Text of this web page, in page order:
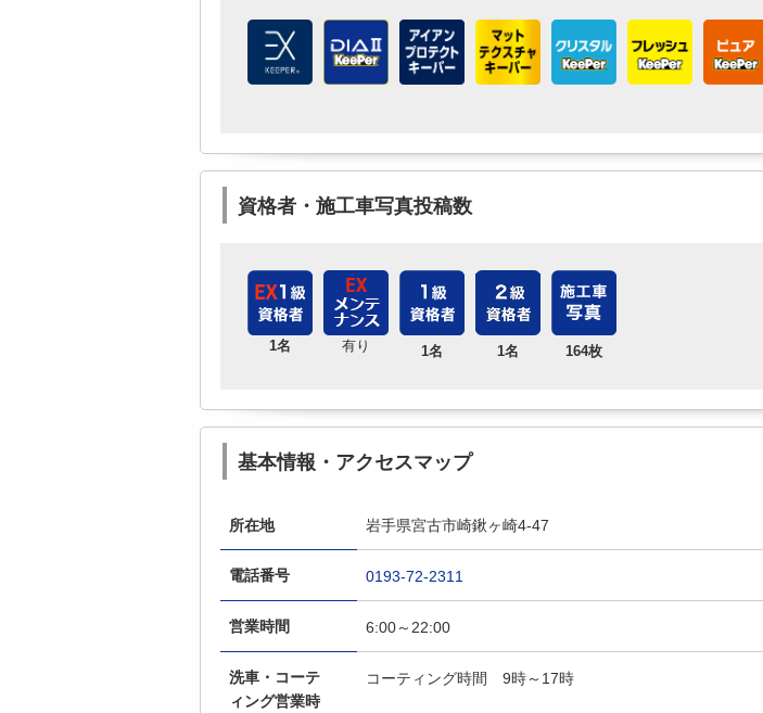
資格者・施工車写真投稿数
1名 有り 1名 1名 164枚
基本情報・アクセスマップ
所在地 岩手県宮古市崎鍬ヶ崎4-47
電話番号 0193-72-2311
営業時間 6:00～22:00
洗車・コーテ
ィング営業時
コーティング時間 9時～17時